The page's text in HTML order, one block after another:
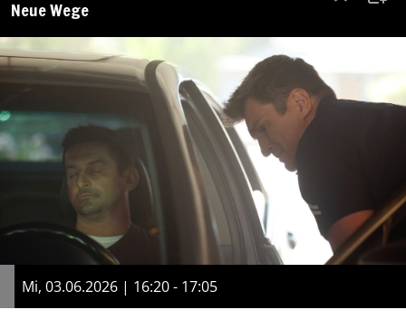
Neue Wege
Mi, 03.06.2026 | 16:20 - 17:05